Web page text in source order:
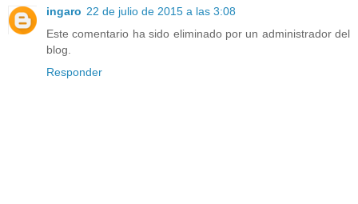
ingaro 22 de julio de 2015 a las 3:08
Este comentario ha sido eliminado por un administrador del
blog.
Responder